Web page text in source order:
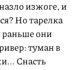
изжоге, и
Но тарелка
раньше они
туман в
Снасть